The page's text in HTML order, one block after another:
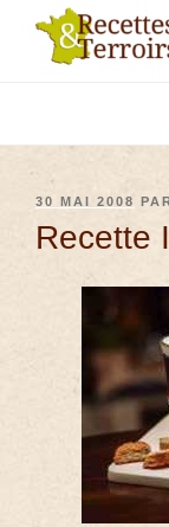
30 MAI 2008
Recette